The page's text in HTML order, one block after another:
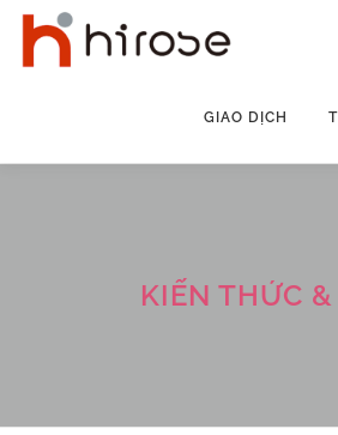
Skip
content
GIAO DỊCH
KIẾN THỨC